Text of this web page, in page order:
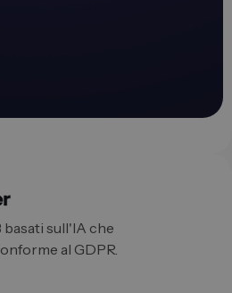
basati sull'IA che
al GDPR.